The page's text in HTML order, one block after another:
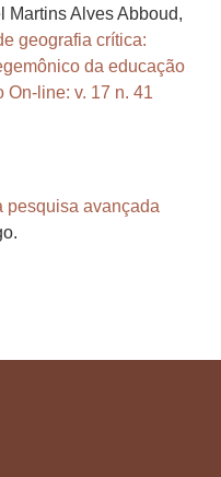
Martins Alves Abboud,
geografia crítica:
da educação
On-line: v. 17 n. 41
pesquisa avançada